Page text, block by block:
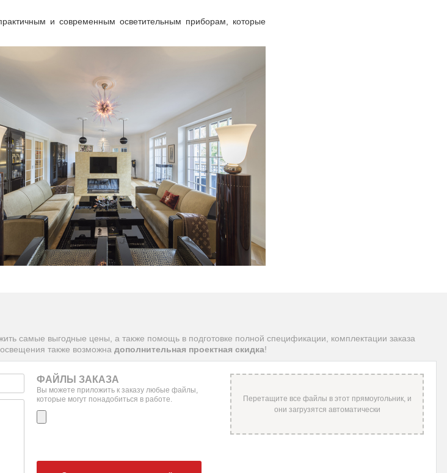
и современным осветительным приборам, которые
самые выгодные цены, а также помощь в подготовке полной спецификации, комплектации заказа
также возможна дополнительная проектная скидка!
ФАЙЛЫ ЗАКАЗА
Вы можете приложить к заказу любые файлы,
которые могут понадобиться в работе.